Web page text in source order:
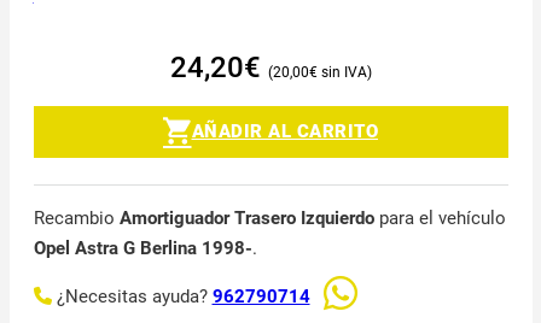
24,20€ 20,00€
AÑADIR AL CARRITO
Recambio Amortiguador Trasero Izquierdopara el vehículo
Opel Astra G Berlina 1998-.
¿Necesitas ayuda? 962790714